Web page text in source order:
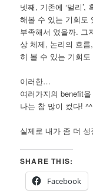
넷째, 기존에 ‘멀리’,
해볼 수 있는 기회도
부족해서 였을까. 그
상 체제, 논리의 흐
히 볼 수 있는 기회도
이러한…
여러가지의 benefit
나는 참 많이 컸다! ^^
실제로 내가 좀 더
SHARE THIS:
Facebook